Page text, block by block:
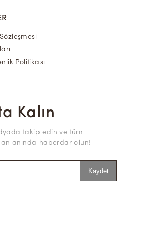
Politikası
Kalın
takip edin ve tüm
anında haberdar olun!
Kaydet